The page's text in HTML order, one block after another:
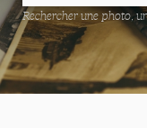
Rechercher une photo,